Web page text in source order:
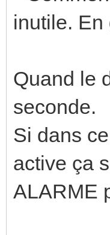
inutile. En
Quand le
seconde.
Si dans
active ça
ALARME